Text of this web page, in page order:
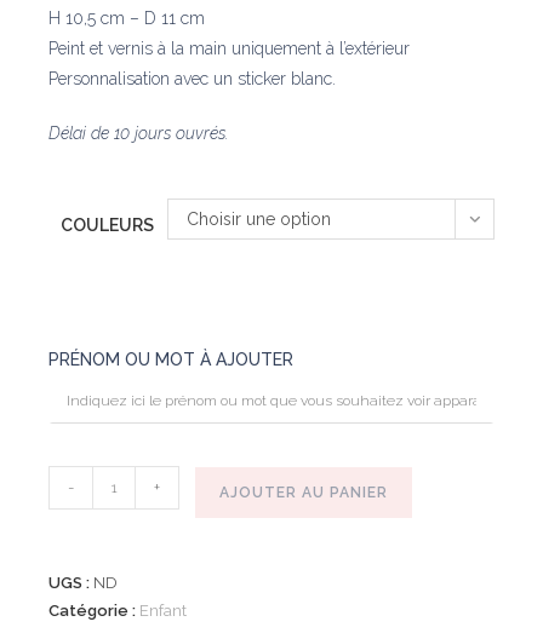
H 10,5 cm – D 11 cm
Peint et vernis à la main uniquement à l’extérieur
Personnalisation avec un sticker blanc.
Délai de 10 jours ouvrés.
COULEURS Choisir une option
PRÉNOM OU MOT À AJOUTER
DE
CRAYONS
- + AJOUTER AU PANIER
UGS : ND
Catégorie : Enfant